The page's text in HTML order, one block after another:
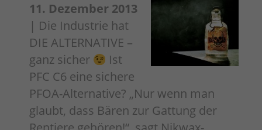
11. Dezember 2013
| Die Industrie hat
DIE ALTERNATIVE –
ganz sicher
Ist
PFC C6 eine sichere
PFOA-Alternative? „Nur wenn man
glaubt, dass Bären zur Gattung der